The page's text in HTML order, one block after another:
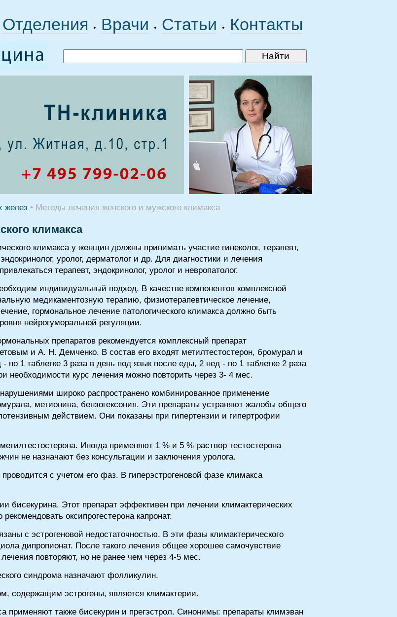
Отделения • Врачи • Статьи • Контакты
желез • Методы лечения женского и мужского климакса
климакса
климакса у женщин должны принимать участие гинеколог, терапевт,
уролог, дерматолог и др. Для диагностики и лечения
терапевт, эндокринолог, уролог и невропатолог.
индивидуальный подход. В качестве компонентов комплексной
медикаментозную терапию, физиотерапевтическое лечение,
гормональное лечение патологического климакса должно быть
нейрогуморальной регуляции.
препаратов рекомендуется комплексный препарат
и А. Н. Демченко. В состав его входят метилтестостерон, бромурал и
по 1 таблетке 3 раза в день под язык после еды, 2 нед - по 1 таблетке 2 раза
необходимости курс лечения можно повторить через 3- 4 мес.
широко распространено комбинированное применение
метионина, бензогексония. Эти препараты устраняют жалобы общего
действием. Они показаны при гипертензии и гипертрофии
Иногда применяют 1 % и 5 % раствор тестостерона
не назначают без консультации и заключения уролога.
с учетом его фаз. В гиперэстрогеновой фазе климакса
бисекурина. Этот препарат эффективен при лечении климактерических
оксипрогестерона капронат.
с эстрогеновой недостаточностью. В эти фазы климактерического
дипропионат. После такого лечения общее хорошее самочувствие
повторяют, но не ранее чем через 4-5 мес.
синдрома назначают фолликулин.
содержащим эстрогены, является климактерии.
применяют также бисекурин и прегэстрол. Синонимы: препараты климэван